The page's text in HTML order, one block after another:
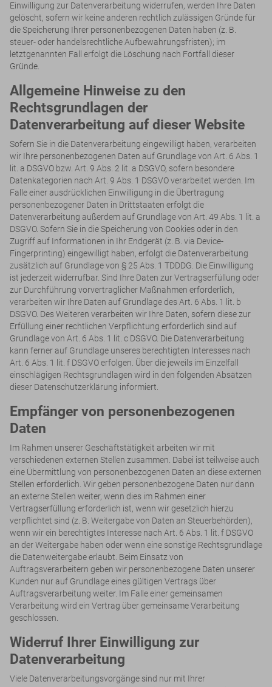
Einwilligung zur Datenverarbeitung widerrufen, werden Ihre Daten
gelöscht, sofern wir keine anderen rechtlich zulässigen Gründe für
die Speicherung Ihrer personenbezogenen Daten haben (z. B.
steuer- oder handelsrechtliche Aufbewahrungsfristen); im
letztgenannten Fall erfolgt die Löschung nach Fortfall dieser
Gründe.
Allgemeine Hinweise zu den
Rechtsgrundlagen der
Datenverarbeitung auf dieser Website
Sofern Sie in die Datenverarbeitung eingewilligt haben, verarbeiten
wir Ihre personenbezogenen Daten auf Grundlage von Art. 6 Abs. 1
lit. a DSGVO bzw. Art. 9 Abs. 2 lit. a DSGVO, sofern besondere
Datenkategorien nach Art. 9 Abs. 1 DSGVO verarbeitet werden. Im
Falle einer ausdrücklichen Einwilligung in die Übertragung
personenbezogener Daten in Drittstaaten erfolgt die
Datenverarbeitung außerdem auf Grundlage von Art. 49 Abs. 1 lit. a
DSGVO. Sofern Sie in die Speicherung von Cookies oder in den
Zugriff auf Informationen in Ihr Endgerät (z. B. via Device-
Fingerprinting) eingewilligt haben, erfolgt die Datenverarbeitung
zusätzlich auf Grundlage von § 25 Abs. 1 TDDDG. Die Einwilligung
ist jederzeit widerrufbar. Sind Ihre Daten zur Vertragserfüllung oder
zur Durchführung vorvertraglicher Maßnahmen erforderlich,
verarbeiten wir Ihre Daten auf Grundlage des Art. 6 Abs. 1 lit. b
DSGVO. Des Weiteren verarbeiten wir Ihre Daten, sofern diese zur
Erfüllung einer rechtlichen Verpflichtung erforderlich sind auf
Grundlage von Art. 6 Abs. 1 lit. c DSGVO. Die Datenverarbeitung
kann ferner auf Grundlage unseres berechtigten Interesses nach
Art. 6 Abs. 1 lit. f DSGVO erfolgen. Über die jeweils im Einzelfall
einschlägigen Rechtsgrundlagen wird in den folgenden Absätzen
dieser Datenschutzerklärung informiert.
Empfänger von personenbezogenen
Daten
Im Rahmen unserer Geschäftstätigkeit arbeiten wir mit
verschiedenen externen Stellen zusammen. Dabei ist teilweise auch
eine Übermittlung von personenbezogenen Daten an diese externen
Stellen erforderlich. Wir geben personenbezogene Daten nur dann
an externe Stellen weiter, wenn dies im Rahmen einer
Vertragserfüllung erforderlich ist, wenn wir gesetzlich hierzu
verpflichtet sind (z. B. Weitergabe von Daten an Steuerbehörden),
wenn wir ein berechtigtes Interesse nach Art. 6 Abs. 1 lit. f DSGVO
an der Weitergabe haben oder wenn eine sonstige Rechtsgrundlage
die Datenweitergabe erlaubt. Beim Einsatz von
Auftragsverarbeitern geben wir personenbezogene Daten unserer
Kunden nur auf Grundlage eines gültigen Vertrags über
Auftragsverarbeitung weiter. Im Falle einer gemeinsamen
Verarbeitung wird ein Vertrag über gemeinsame Verarbeitung
geschlossen.
Widerruf Ihrer Einwilligung zur
Datenverarbeitung
Viele Datenverarbeitungsvorgänge sind nur mit Ihrer